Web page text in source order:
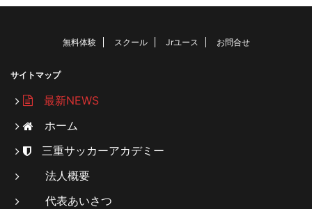
無料体験 スクール Jrユース お問合せ
サイトマップ
最新NEWS
ホーム
三重サッカーアカデミー
法人概要
代表あいさつ